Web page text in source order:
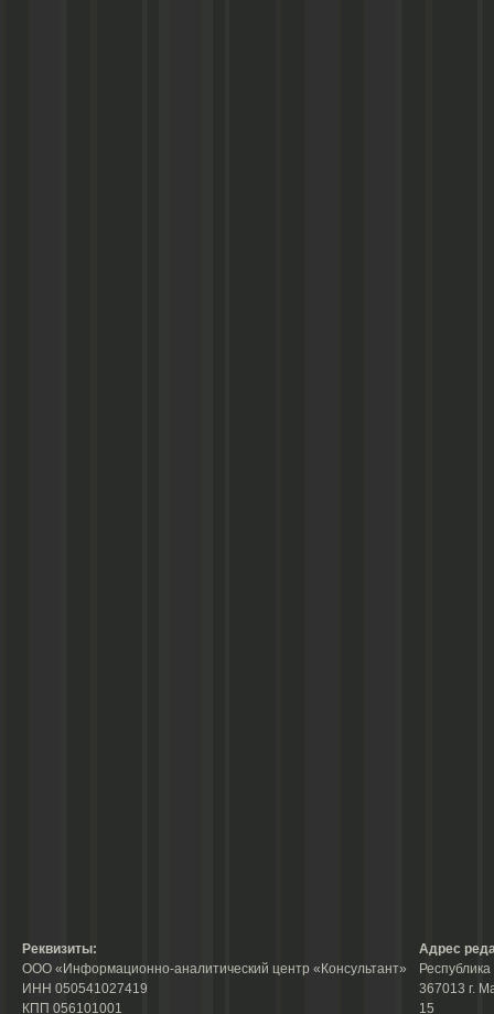
Реквизиты:
ООО «Информационно-аналитический центр «Консультант»
ИНН 050541027419
КПП 056101001
Адрес
367013 г.
15